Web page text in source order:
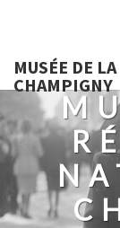
MUSÉE DE
CHAMPIGNY